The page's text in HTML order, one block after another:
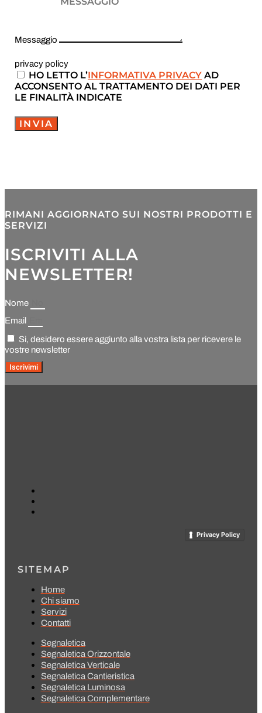
Messaggio
privacy policy
HO LETTO L’INFORMATIVA PRIVACY AD
ACCONSENTO AL TRATTAMENTO DEI DATI PER
LE FINALITÀ INDICATE
INVIA
RIMANI AGGIORNATO SUI NOSTRI PRODOTTI E
SERVIZI
ISCRIVITI ALLA
NEWSLETTER!
Nome
Email
Si, desidero essere aggiunto alla vostra lista per ricevere le
vostre newsletter
Iscrivimi
Privacy Policy
SITEMAP
Home
Chi siamo
Servizi
Contatti
Segnaletica
Segnaletica Orizzontale
Segnaletica Verticale
Segnaletica Cantieristica
Segnaletica Luminosa
Segnaletica Complementare